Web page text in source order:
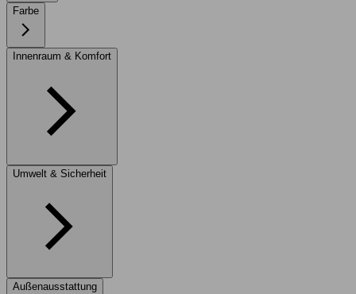
Farbe
Innenraum & Komfort
Umwelt & Sicherheit
Außenausstattung